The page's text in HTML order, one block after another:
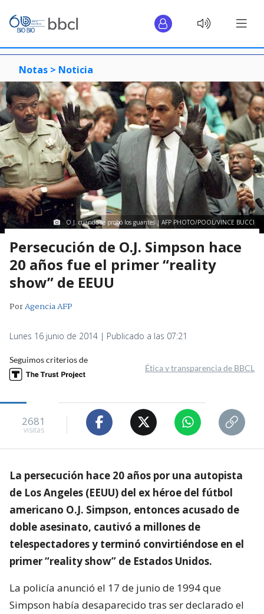
Notas > Noticia
O.J. cuando se probó los guantes | AFP PHOTO/POOL/VINCE BUCCI
Persecución de O.J. Simpson hace
20 años fue el primer “reality
show” de EEUU
PorAgencia AFP
Lunes 16 junio de 2014 | Publicado a las 07:21
Seguimos criterios de
Ética y transparencia de BBCL
2681
visitas
La persecución hace 20 años por una autopista
de Los Angeles (EEUU) del ex héroe del fútbol
americano O.J. Simpson, entonces acusado de
doble asesinato, cautivó a millones de
telespectadores y terminó convirtiéndose en el
primer “reality show” de Estados Unidos.
La policía anunció el 17 de junio de 1994 que
Simpson había desaparecido tras ser declarado el